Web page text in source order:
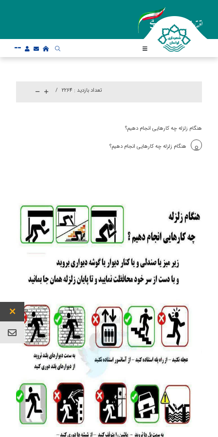
--
تعداد بازدید : 2264
هنگام زلزله چه کارهایی انجام دهیم؟
هنگام زلزله چه کارهایی انجام دهیم؟